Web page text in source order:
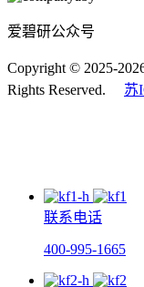
爱碧研公众号
Copyright © 2025-
Rights Reserved. 苏
联系电话
400-995-1665